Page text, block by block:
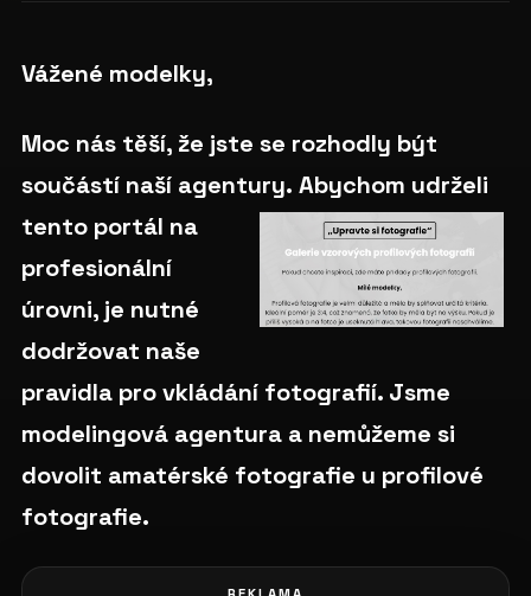
Vážené modelky,
Moc nás těší, že jste se rozhodly být
součástí naší agentury. Abychom udrželi
tento portál na
profesionální
úrovni, je nutné
dodržovat naše
pravidla pro vkládání fotografií. Jsme
modelingová agentura a nemůžeme si
dovolit amatérské fotografie u profilové
fotografie.